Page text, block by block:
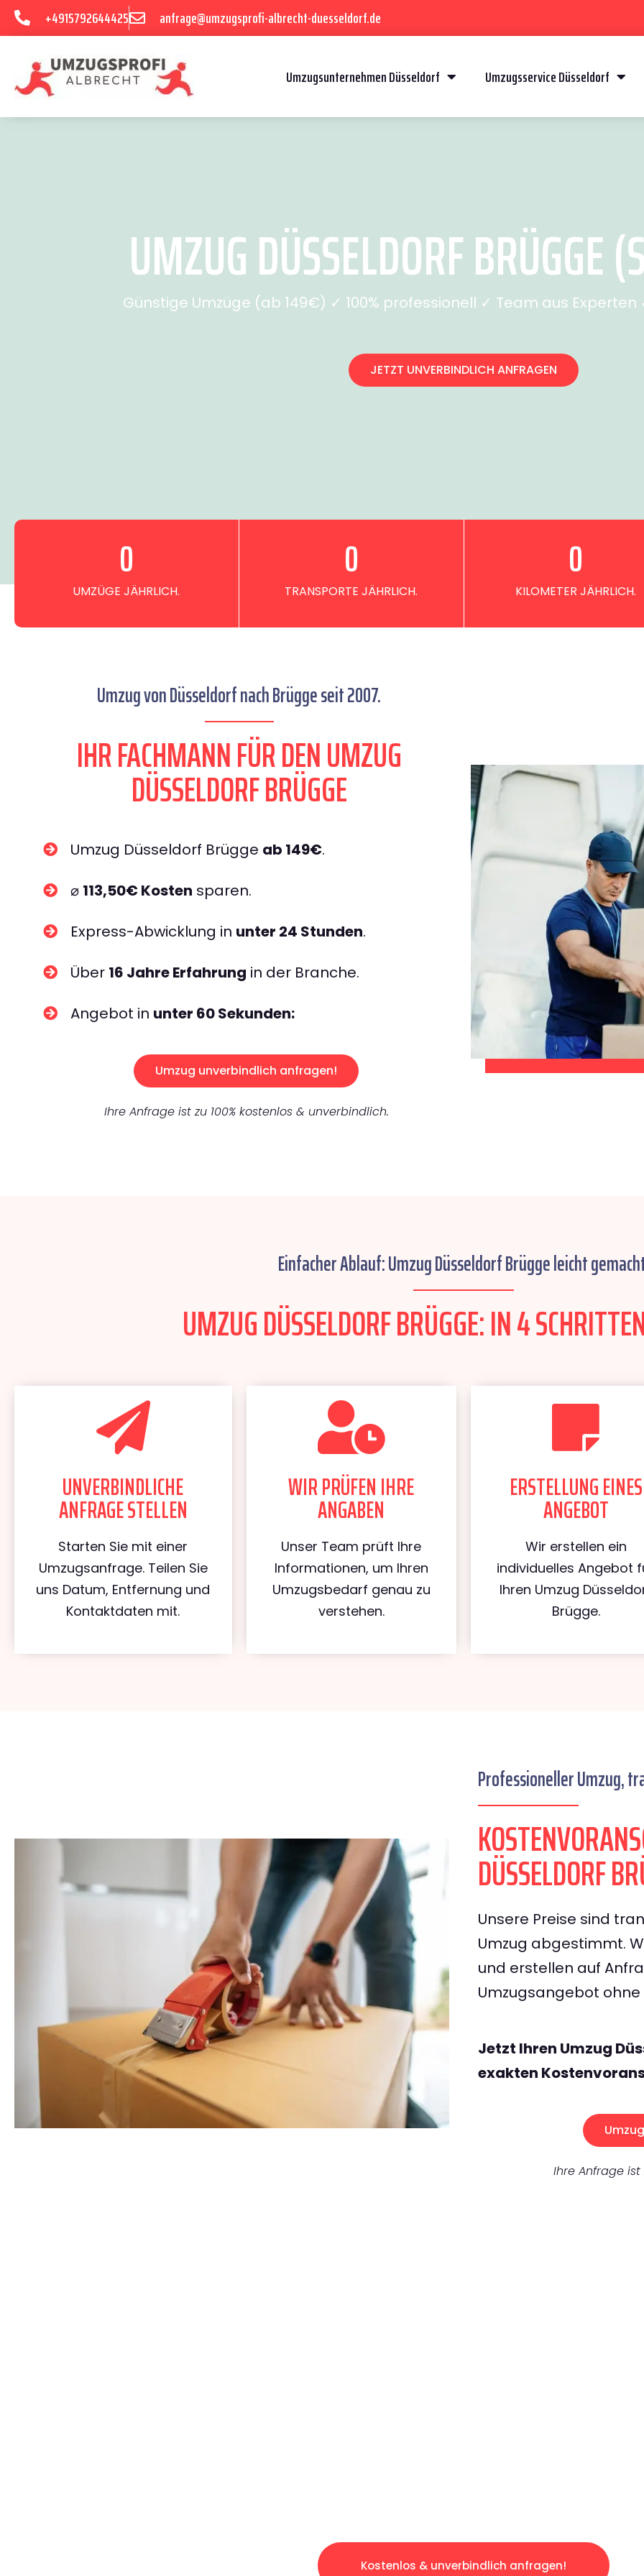
+4915792644425 anfrage@umzugsprofi-albrecht-duesseldorf.de
Umzugsunternehmen Düsseldorf Umzugsservice Düsseldorf
UMZUG DÜSSELDORF BRÜGGE
Günstige Umzüge (ab 149€) ✓ 100% professionell ✓ Team aus
JETZT UNVERBINDLICH ANFRAGEN
UMZÜGE JÄHRLICH.
0
TRANSPORTE JÄHRLICH.
0
KILOMETER JÄHRLICH.
0
Umzug von Düsseldorf nach Brügge seit 2007.
IHR FACHMANN FÜR DEN UMZUG
DÜSSELDORF BRÜGGE
Umzug Düsseldorf Brügge ab 149€.
⌀ 113,50€ Kosten sparen.
Express-Abwicklung in unter 24 Stunden.
Über 16 Jahre Erfahrung in der Branche.
Angebot in unter 60 Sekunden:
Umzug unverbindlich anfragen!
Ihre Anfrage ist zu 100% kostenlos & unverbindlich.
Einfacher Ablauf: Umzug Düsseldorf Brügge leicht
UMZUG DÜSSELDORF BRÜGGE: IN 4
UNVERBINDLICHE
ANFRAGE STELLEN
Starten Sie mit einer
Umzugsanfrage. Teilen Sie
uns Datum, Entfernung und
Kontaktdaten mit.
WIR PRÜFEN IHRE
ANGABEN
Unser Team prüft Ihre
Informationen, um Ihren
Umzugsbedarf genau zu
verstehen.
ERSTELLUNG EINES
ANGEBOT
Wir erstellen ein
individuelles Angebot
Ihren Umzug
Brügge.
Professioneller Umzug,
DÜSSELDORF
Unsere Preise sind
Umzug abgestimmt.
und erstellen auf
Umzugsangebot
Jetzt Ihren Umzug
exakten
Ihre Anfrage ist
Kostenlos & unverbindlich anfragen!